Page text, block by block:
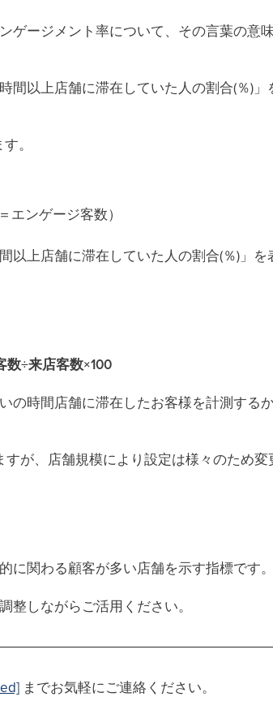
ゲージメント率について、その言葉の意
間以上店舗に滞在していた人の割合(％)
。
ンゲージ客数）
以上店舗に滞在していた人の割合(％)」
数÷来店客数×100
の時間店舗に滞在したお客様を計測する
が、店舗規模により設定は様々のため
関わる顧客が多い店舗を示す指標です。
しながらご活用ください。
までお気軽にご連絡ください。